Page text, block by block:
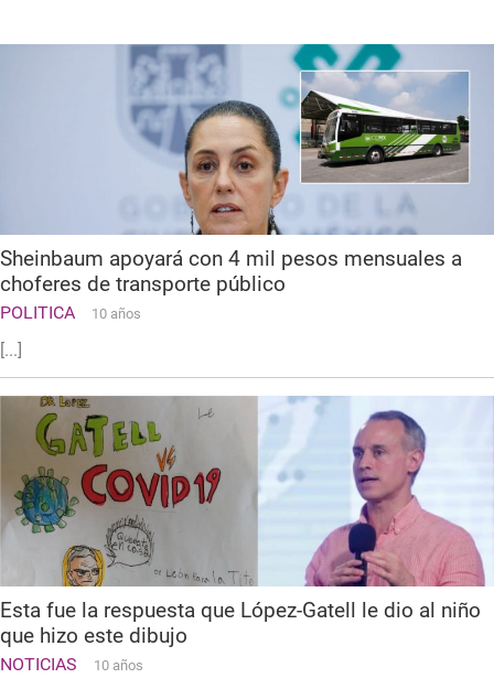
Sheinbaum apoyará con 4 mil pesos mensuales a
choferes de transporte público
POLITICA 10 años
[...]
Esta fue la respuesta que López-Gatell le dio al niño
que hizo este dibujo
NOTICIAS 10 años